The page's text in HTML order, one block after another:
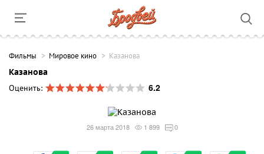
Фильмы Мировое кино Казанова
Казанова
Оценить:
6.2
26 марта 2018 1 899 0